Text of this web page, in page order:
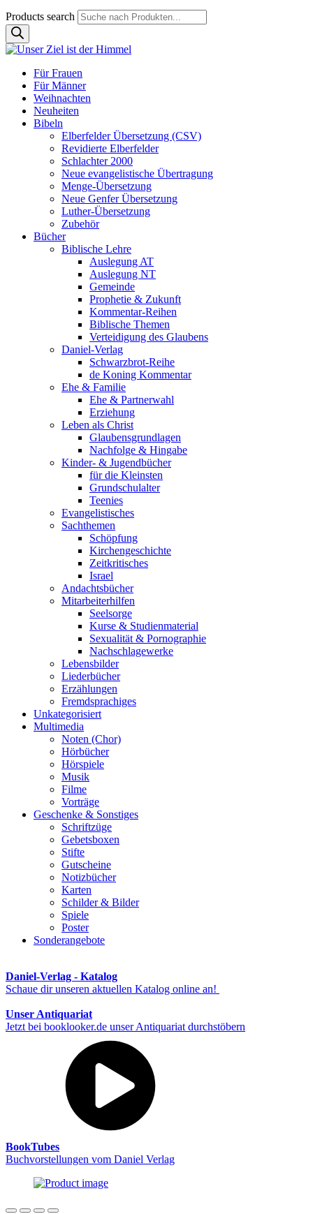
Products search
Für Frauen
Für Männer
Weihnachten
Neuheiten
Bibeln
Elberfelder Übersetzung (CSV)
Revidierte Elberfelder
Schlachter 2000
Neue evangelistische Übertragung
Menge-Übersetzung
Neue Genfer Übersetzung
Luther-Übersetzung
Zubehör
Bücher
Biblische Lehre
Auslegung AT
Auslegung NT
Gemeinde
Prophetie & Zukunft
Kommentar-Reihen
Biblische Themen
Verteidigung des Glaubens
Daniel-Verlag
Schwarzbrot-Reihe
de Koning Kommentar
Ehe & Familie
Ehe & Partnerwahl
Erziehung
Leben als Christ
Glaubensgrundlagen
Nachfolge & Hingabe
Kinder- & Jugendbücher
für die Kleinsten
Grundschulalter
Teenies
Evangelistisches
Sachthemen
Schöpfung
Kirchengeschichte
Zeitkritisches
Israel
Andachtsbücher
Mitarbeiterhilfen
Seelsorge
Kurse & Studienmaterial
Sexualität & Pornographie
Nachschlagewerke
Lebensbilder
Liederbücher
Erzählungen
Fremdsprachiges
Unkategorisiert
Multimedia
Noten (Chor)
Hörbücher
Hörspiele
Musik
Filme
Vorträge
Geschenke & Sonstiges
Schriftzüge
Gebetsboxen
Stifte
Gutscheine
Notizbücher
Karten
Schilder & Bilder
Spiele
Poster
Sonderangebote
Daniel-Verlag - Katalog
Schaue dir unseren aktuellen Katalog online an!
Unser Antiquariat
Jetzt bei booklooker.de unser Antiquariat durchstöbern
BookTubes
Buchvorstellungen vom Daniel Verlag